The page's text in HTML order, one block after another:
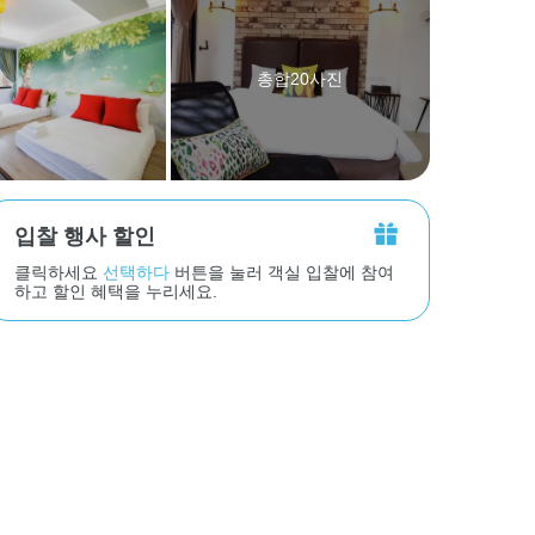
총합20사진
입찰 행사 할인
클릭하세요 선택하다 버튼을 눌러 객실 입찰에 참여
하고 할인 혜택을 누리세요.